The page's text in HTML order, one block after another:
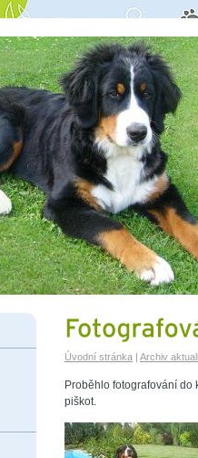
Úvodní stránka | Archiv
Proběhlo fotografování do
piškot.